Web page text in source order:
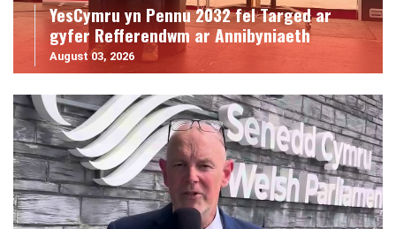
YesCymru yn Pennu 2032 fel Targed ar
gyfer Refferendwm ar Annibyniaeth
August 03, 2026